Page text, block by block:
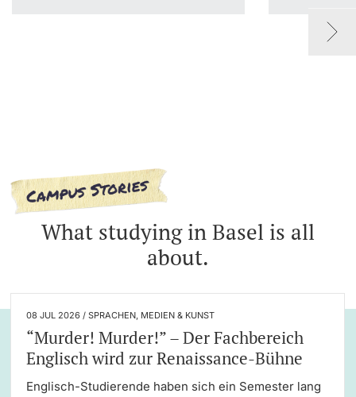
Student Advice Center
Social Services & Health Care
Military & Civilian Service
What studying in Basel is all
about.
08 JUL 2026 / SPRACHEN, MEDIEN & KUNST
“Murder! Murder!” – Der Fachbereich
Englisch wird zur Renaissance-Bühne
Englisch-Studierende haben sich ein Semester lang